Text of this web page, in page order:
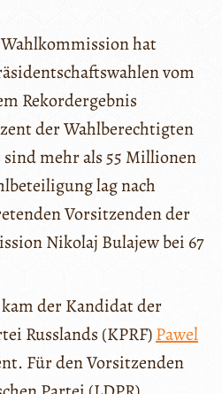
hat
vom
Rekordergebnis
der Wahlberechtigten
mehr als 55 Millionen
lag nach
Vorsitzenden der
Nikolaj Bulajew bei 67
der Kandidat der
Russlands (KPRF)Pawel
Für den Vorsitzenden